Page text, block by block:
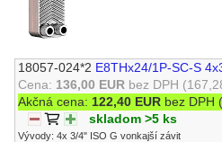
18057-024*2 E8THx24/1P-SC-S
Cena: 136,00 EUR bez DPH
Akčná cena: 122,40 EUR bez DPH
skladom >5 ks
Vývody: 4x 3/4" ISO G vonkajší závit